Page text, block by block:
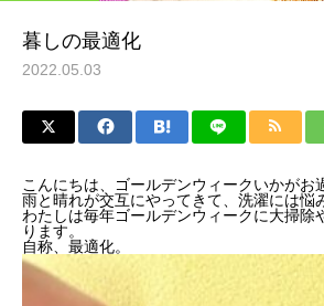
暮しの最適化
2022.05.03
こんにちは、ゴールデンウィークいかがお
雨と晴れが交互にやってきて、洗濯には悩
わたしは毎年ゴールデンウィークに大掃除
ります。
自称、最適化。